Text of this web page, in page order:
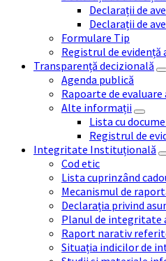
Declarații de
Declarații de
Formulare Tip
Registrul de evidență
Transparență decizională
Agenda publică
Rapoarte de
Alte informații
Lista cu
Registrul de
Integritate Instituțională
Cod etic
Lista cuprinzând
Mecanismul de
Declarația privind
Planul de
Raport narativ
Situația indicilor de